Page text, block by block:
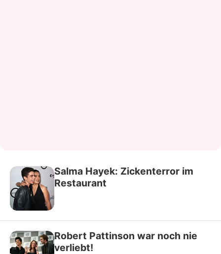
Salma Hayek: Zickenterror im
Restaurant
Robert Pattinson war noch nie
verliebt!